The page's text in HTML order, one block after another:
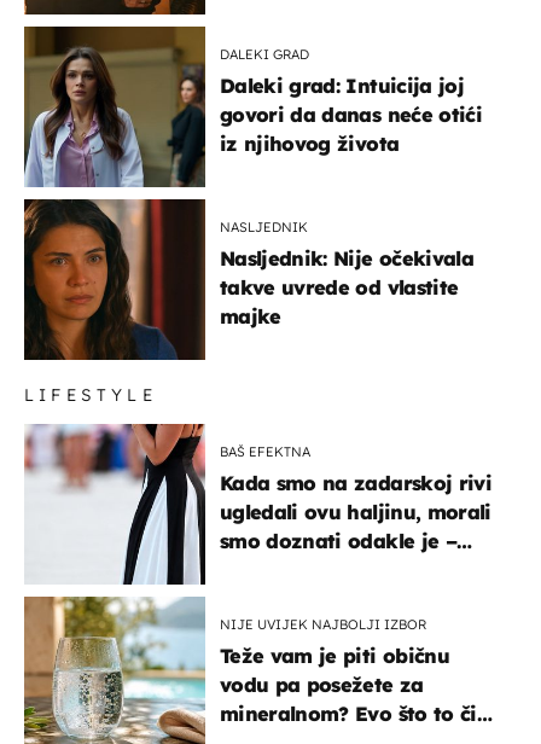
DALEKI GRAD
Daleki grad: Intuicija joj
govori da danas neće otići
iz njihovog života
NASLJEDNIK
Nasljednik: Nije očekivala
takve uvrede od vlastite
majke
LIFESTYLE
BAŠ EFEKTNA
Kada smo na zadarskoj rivi
ugledali ovu haljinu, morali
smo doznati odakle je –
NIJE UVIJEK NAJBOLJI IZBOR
Teže vam je piti običnu
vodu pa posežete za
mineralnom? Evo što to čini